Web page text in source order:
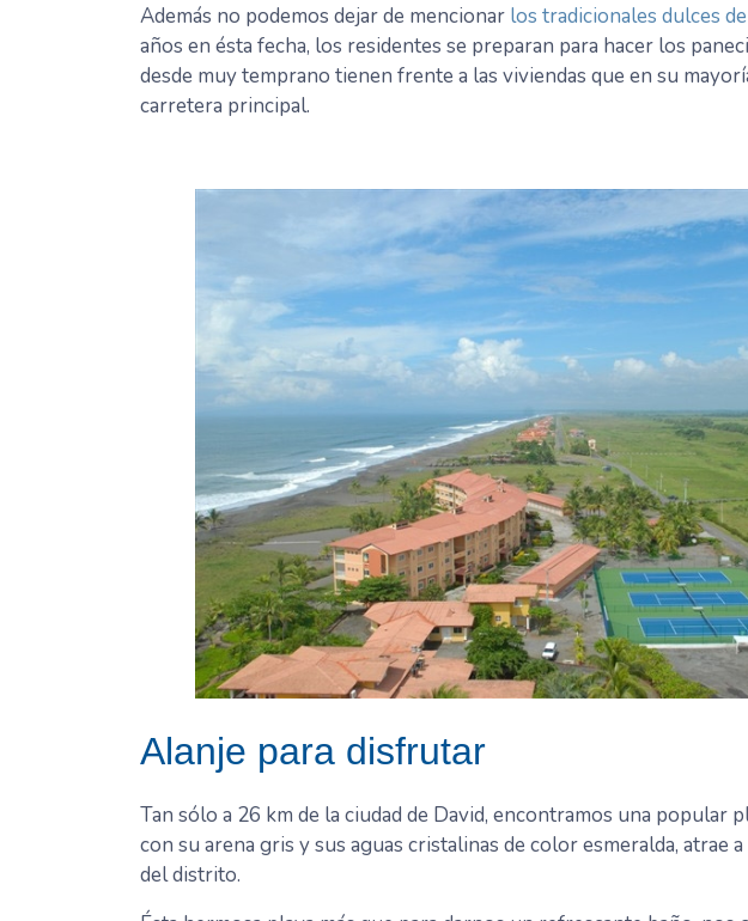
Además no podemos dejar de mencionar los tradicionales dulces
años en ésta fecha, los residentes se preparan para hacer los
desde muy temprano tienen frente a las viviendas que en su
carretera principal.
Alanje para disfrutar
Tan sólo a 26 km de la ciudad de David, encontramos una popular
con su arena gris y sus aguas cristalinas de color esmeralda, atrae
del distrito.